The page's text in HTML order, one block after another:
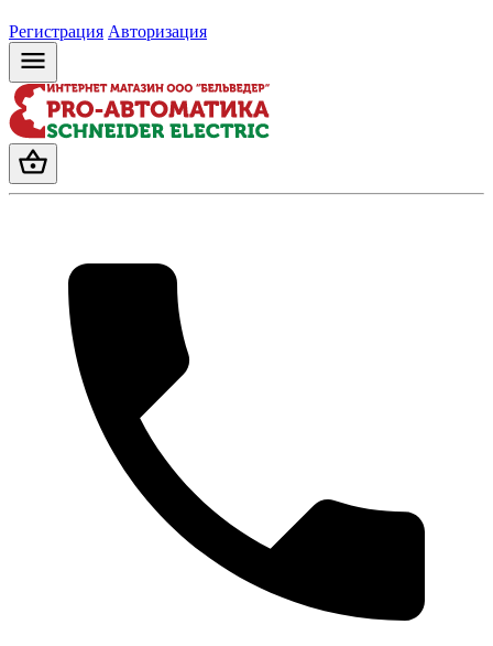
Регистрация Авторизация